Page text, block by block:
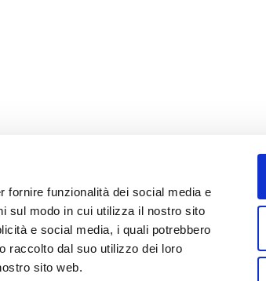
fornire funzionalità dei social media e
sul modo in cui utilizza il nostro sito
e social media, i quali potrebbero
raccolto dal suo utilizzo dei loro
sito web.